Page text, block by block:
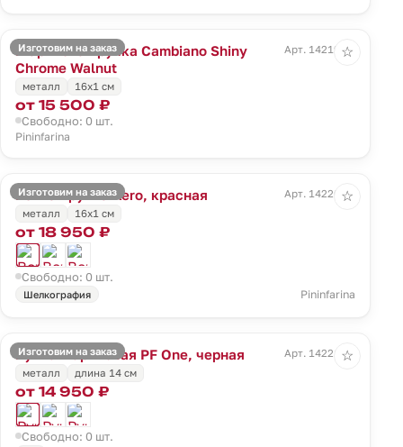
Изготовим на заказ
Шариковая ручка Cambiano Shiny
Chrome Walnut
Арт. 14219.10
металл 16x1 cм
от 15 500 ₽
Свободно: 0 шт.
Pininfarina
☆
Изготовим на заказ
Вечная ручка Aero, красная
Арт. 14220.50
металл
16x1 cм
от 18 950 ₽
Свободно: 0 шт.
Шелкография Pininfarina
☆
Изготовим на заказ
Ручка шариковая PF One, черная
Арт. 14221.30
металл
длина 14 см
от 14 950 ₽
Свободно: 0 шт.
☆